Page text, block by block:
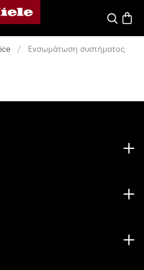
σελίδα της Miele
/ Ενσωμάτωση συστήματος